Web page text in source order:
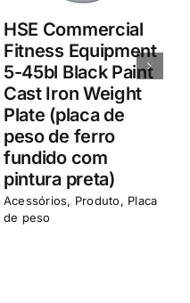
HSE Commercial
Fitness Equipment
5-45bl Black Paint
Cast Iron Weight
Plate (placa de
peso de ferro
fundido com
pintura preta)
Acessórios,Produto,Placa
de peso